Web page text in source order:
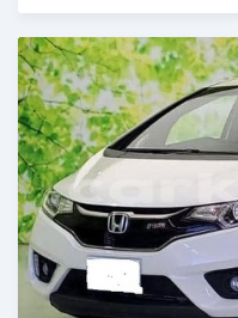
Publié il y a 3 mois